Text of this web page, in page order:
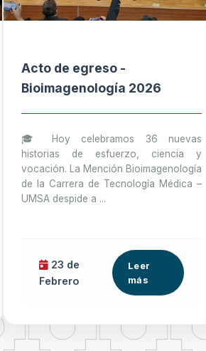
Acto de egreso -
Bioimagenología 2026
🎓 Hoy celebramos 36 nuevas
historias de esfuerzo, ciencia y
vocación. La Mención Bioimagenología
de la Carrera de Tecnología Médica –
UMSA despide a ...
23 de
Febrero
Leer
más